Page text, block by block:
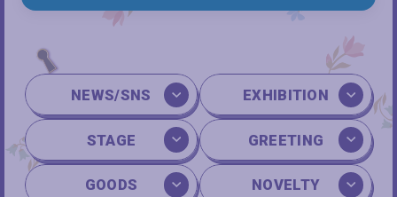
NEWS/SNS EXHIBITION
STAGE GREETING
GOODS NOVELTY